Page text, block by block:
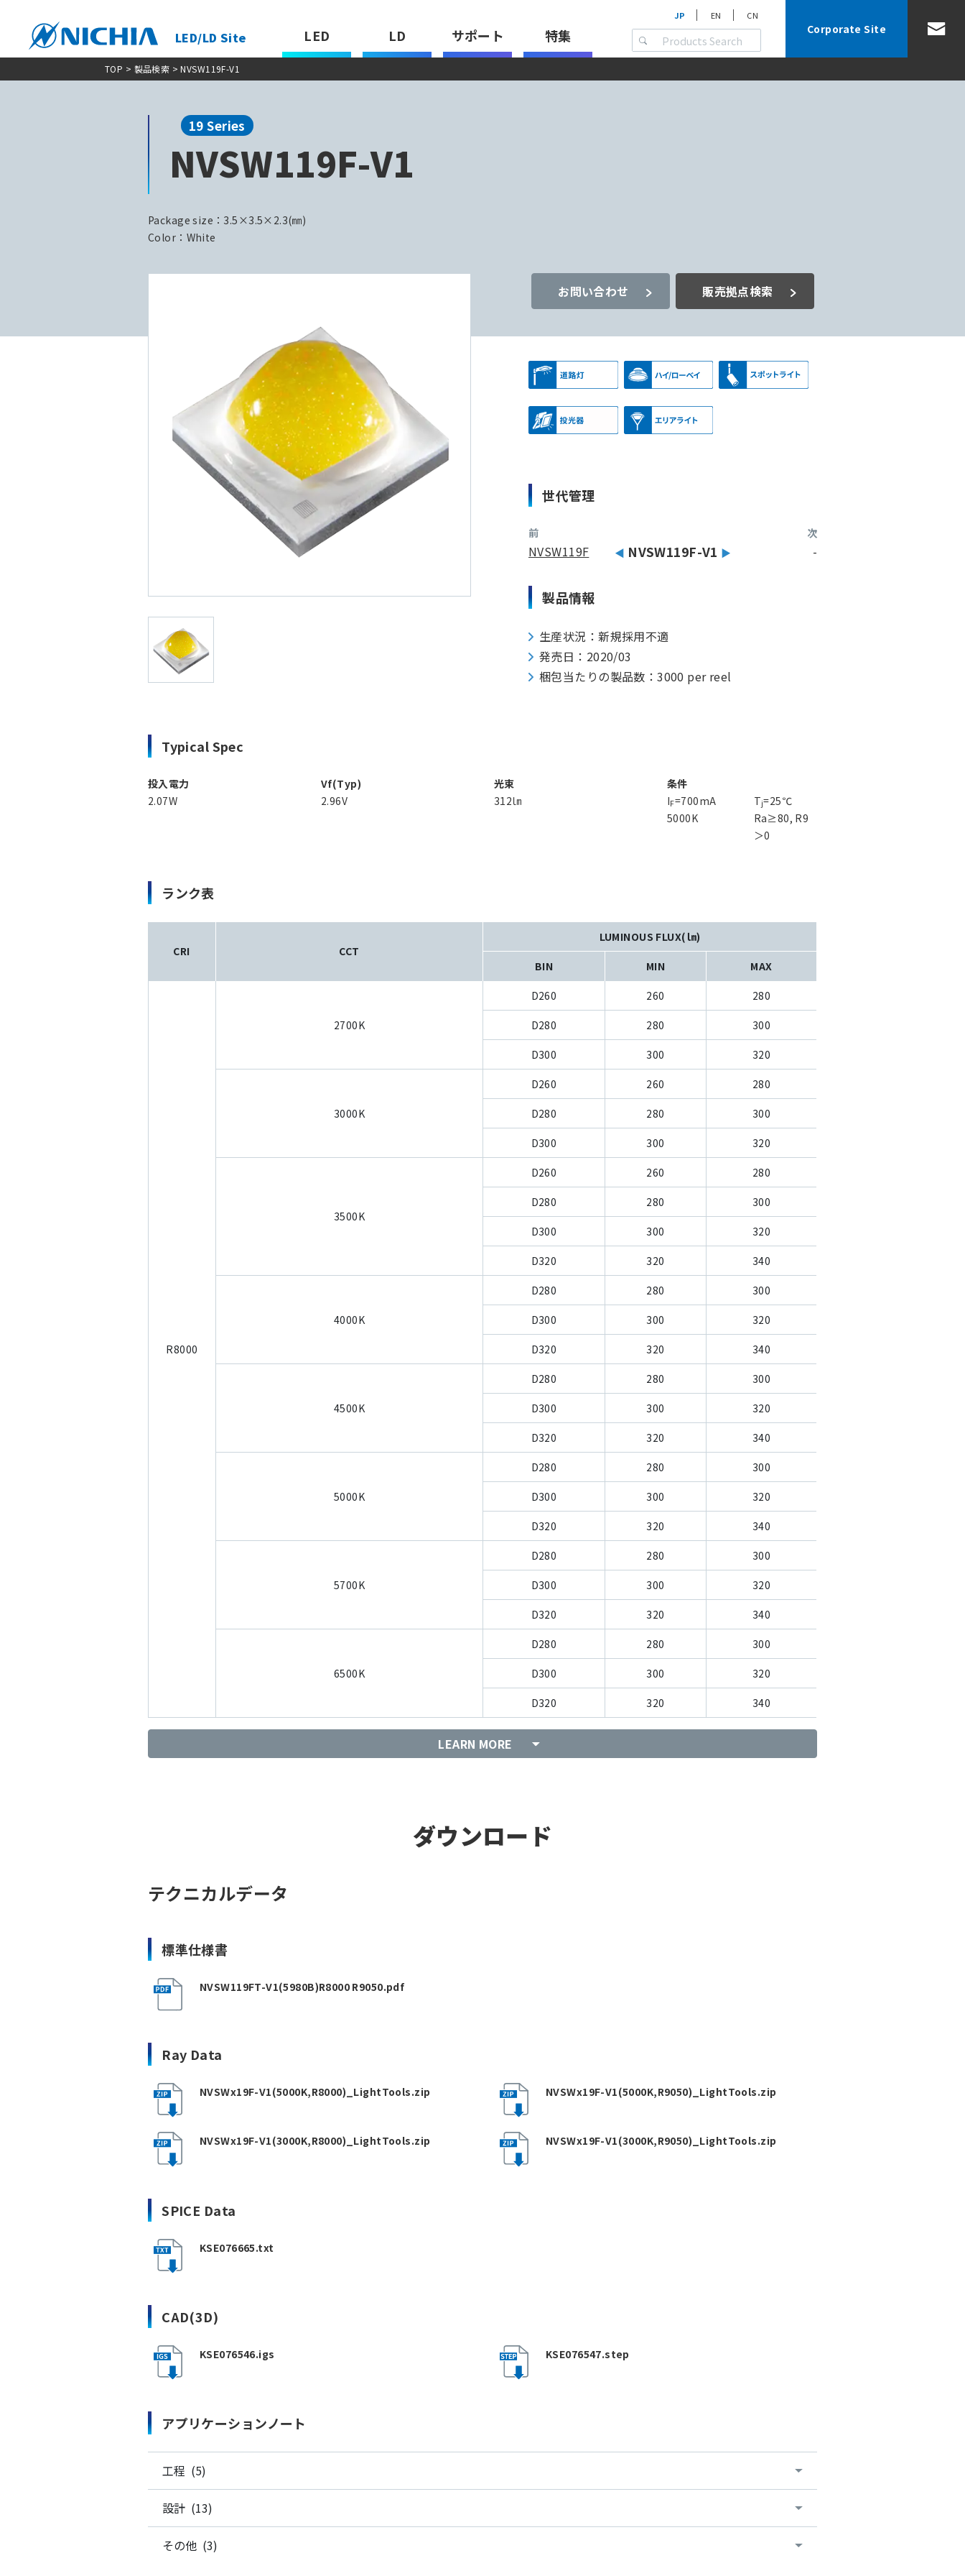
LED/LD Site LED LD サポート 特集
JP EN CN
Corporate Site
TOP > 製品検索 > NVSW119F-V1
19 Series
NVSW119F-V1
Package size：3.5×3.5×2.3(㎜)
Color：White
お問い合わせ 販売拠点検索
世代管理
前
NVSW119F NVSW119F-V1
次
-
製品情報
生産状況：新規採用不適
発売日：2020/03
梱包当たりの製品数：3000 per reel
Typical Spec
投入電力
2.07W
Vf(Typ)
2.96V
光束
312㏐
条件
IF=700mA Tj=25℃
5000K
Ra≥80, R9
＞0
ランク表
CRI CCT
LUMINOUS FLUX(㏐)
BIN MIN MAX
R8000
2700K
D260 260 280
D280 280 300
D300 300 320
3000K
D260 260 280
D280 280 300
D300 300 320
3500K
D260 260 280
D280 280 300
D300 300 320
D320 320 340
4000K
D280 280 300
D300 300 320
D320 320 340
4500K
D280 280 300
D300 300 320
D320 320 340
5000K
D280 280 300
D300 300 320
D320 320 340
5700K
D280 280 300
D300 300 320
D320 320 340
6500K
D280 280 300
D300 300 320
D320 320 340
LEARN MORE
ダウンロード
テクニカルデータ
標準仕様書
NVSW119FT-V1(5980B)R8000 R9050.pdf
Ray Data
NVSWx19F-V1(5000K,R8000)_LightTools.zip NVSWx19F-V1(5000K,R9050)_LightTools.zip
NVSWx19F-V1(3000K,R8000)_LightTools.zip NVSWx19F-V1(3000K,R9050)_LightTools.zip
SPICE Data
KSE076665.txt
CAD(3D)
KSE076546.igs KSE076547.step
アプリケーションノート
工程 (5)
設計 (13)
その他 (3)